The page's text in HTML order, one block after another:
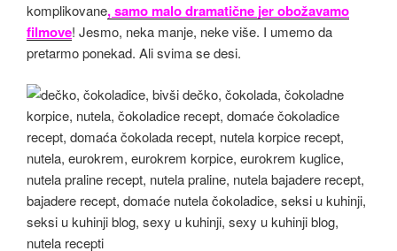
komplikovane, samo malo dramatične jer obožavamo
filmove! Jesmo, neka manje, neke više. I umemo da
pretarmo ponekad. Ali svima se desi.